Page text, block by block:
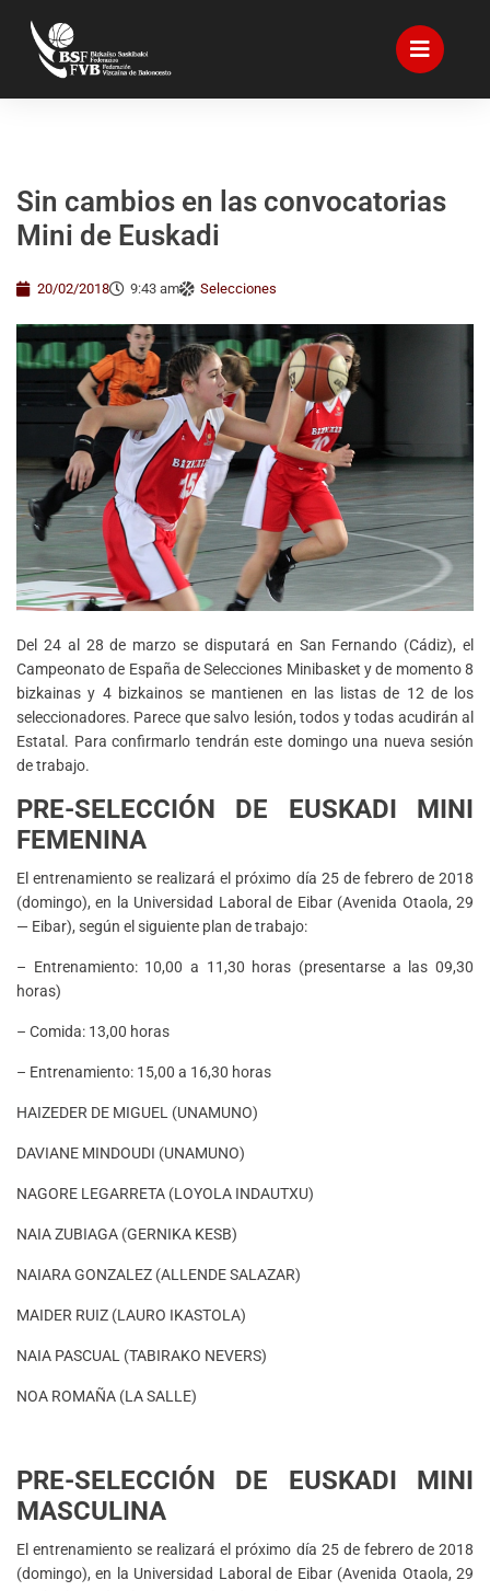
Sin cambios en las convocatorias
Mini de Euskadi
20/02/2018 9:43 am Selecciones
Del 24 al 28 de marzo se disputará en San Fernando (Cádiz), el
Campeonato de España de Selecciones Minibasket y de momento 8
bizkainas y 4 bizkainos se mantienen en las listas de 12 de los
seleccionadores. Parece que salvo lesión, todos y todas acudirán al
Estatal. Para confirmarlo tendrán este domingo una nueva sesión
de trabajo.
PRE-SELECCIÓN DE EUSKADI MINI
FEMENINA
El entrenamiento se realizará el próximo día 25 de febrero de 2018
(domingo), en la Universidad Laboral de Eibar (Avenida Otaola, 29
— Eibar), según el siguiente plan de trabajo:
– Entrenamiento: 10,00 a 11,30 horas (presentarse a las 09,30
horas)
– Comida: 13,00 horas
– Entrenamiento: 15,00 a 16,30 horas
HAIZEDER DE MIGUEL (UNAMUNO)
DAVIANE MINDOUDI (UNAMUNO)
NAGORE LEGARRETA (LOYOLA INDAUTXU)
NAIA ZUBIAGA (GERNIKA KESB)
NAIARA GONZALEZ (ALLENDE SALAZAR)
MAIDER RUIZ (LAURO IKASTOLA)
NAIA PASCUAL (TABIRAKO NEVERS)
NOA ROMAÑA (LA SALLE)
PRE-SELECCIÓN DE EUSKADI MINI
MASCULINA
El entrenamiento se realizará el próximo día 25 de febrero de 2018
(domingo), en la Universidad Laboral de Eibar (Avenida Otaola, 29